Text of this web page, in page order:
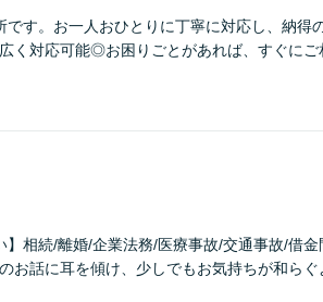
です。お一人おひとりに丁寧に対応し、納得
く対応可能◎お困りごとがあれば、すぐにご
】相続/離婚/企業法務/医療事故/交通事故/借
お話に耳を傾け、少しでもお気持ちが和らぐ